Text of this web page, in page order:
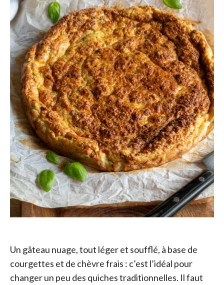
Un gâteau nuage, tout léger et soufflé, à base de
courgettes et de chèvre frais : c’est l’idéal pour
changer un peu des quiches traditionnelles. Il faut